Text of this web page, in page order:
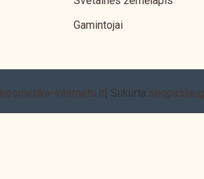
Gamintojai
kosmetika-internetu.lt| Sukurta: